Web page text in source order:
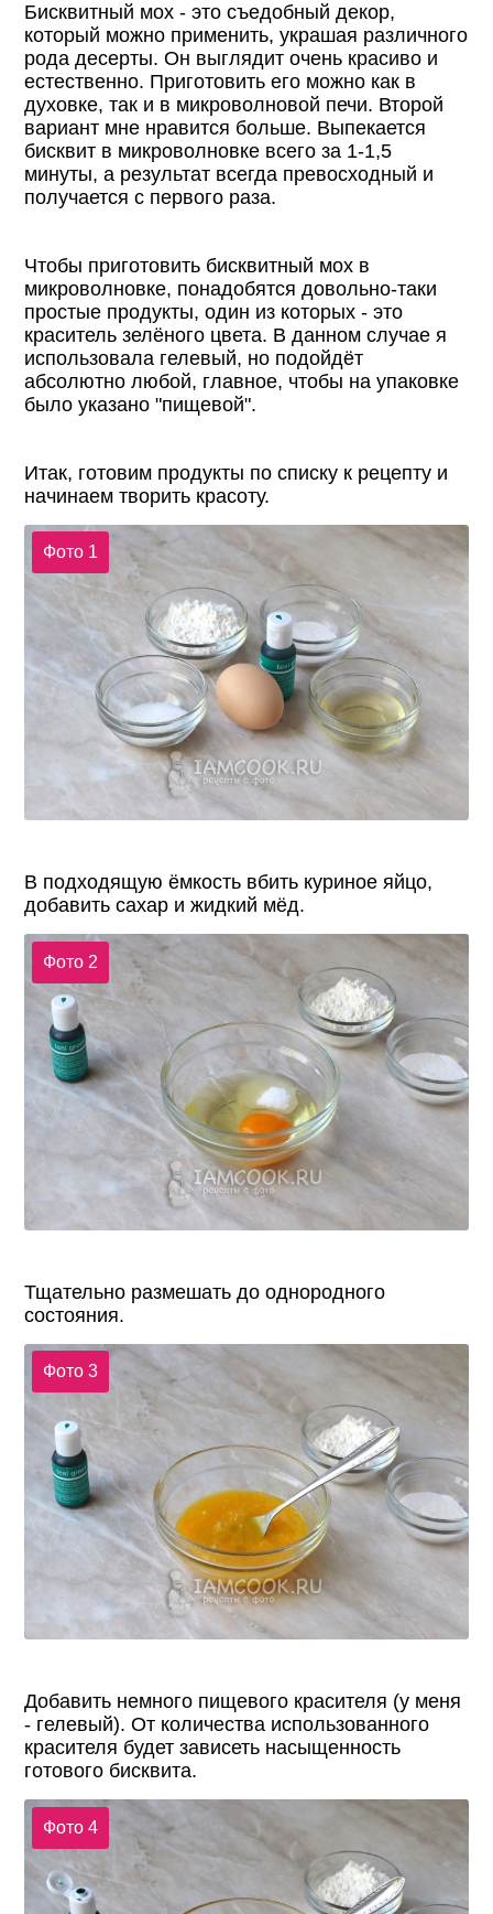
Бисквитный мох - это съедобный декор,
который можно применить, украшая различного
рода десерты. Он выглядит очень красиво и
естественно. Приготовить его можно как в
духовке, так и в микроволновой печи. Второй
вариант мне нравится больше. Выпекается
бисквит в микроволновке всего за 1-1,5
минуты, а результат всегда превосходный и
получается с первого раза.
Чтобы приготовить бисквитный мох в
микроволновке, понадобятся довольно-таки
простые продукты, один из которых - это
краситель зелёного цвета. В данном случае я
использовала гелевый, но подойдёт
абсолютно любой, главное, чтобы на упаковке
было указано "пищевой".
Итак, готовим продукты по списку к рецепту и
начинаем творить красоту.
Фото 1
В подходящую ёмкость вбить куриное яйцо,
добавить сахар и жидкий мёд.
Фото 2
Тщательно размешать до однородного
состояния.
Фото 3
Добавить немного пищевого красителя (у меня
- гелевый). От количества использованного
красителя будет зависеть насыщенность
готового бисквита.
Фото 4